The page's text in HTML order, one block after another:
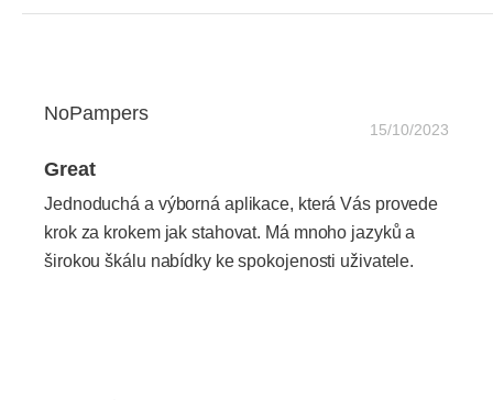
NoPampers
15/10/2023
Great
Jednoduchá a výborná aplikace, která Vás provede
krok za krokem jak stahovat. Má mnoho jazyků a
širokou škálu nabídky ke spokojenosti uživatele.